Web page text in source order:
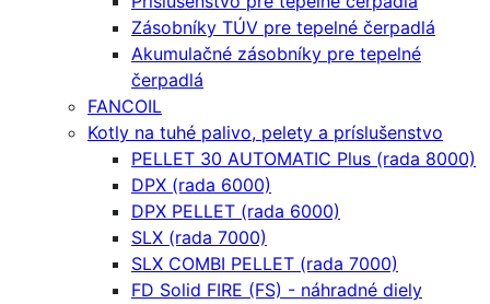
Zásobníky TÚV pre tepelné čerpadlá
Akumulačné zásobníky pre tepelné
čerpadlá
FANCOIL
Kotly na tuhé palivo, pelety a príslušenstvo
PELLET 30 AUTOMATIC Plus (rada 8000)
DPX (rada 6000)
DPX PELLET (rada 6000)
SLX (rada 7000)
SLX COMBI PELLET (rada 7000)
FD Solid FIRE (FS) - náhradné diely